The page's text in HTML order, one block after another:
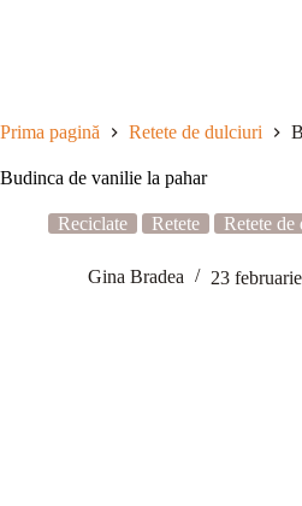
Prima pagină Retete de dulciuri
Budinca de vanilie la pahar
Reciclate Retete Retete
Gina Bradea 23